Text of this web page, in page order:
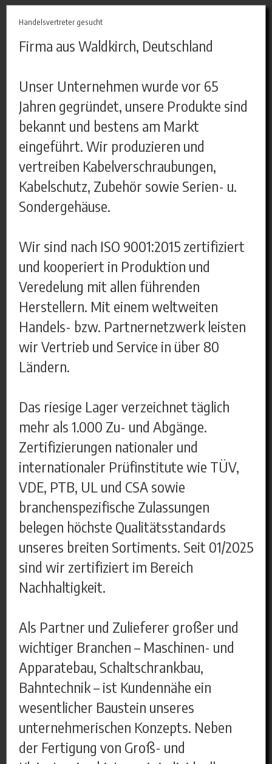
Handelsvertreter gesucht
Firma aus Waldkirch, Deutschland
Unser Unternehmen wurde vor 65
Jahren gegründet, unsere Produkte sind
bekannt und bestens am Markt
eingeführt. Wir produzieren und
vertreiben Kabelverschraubungen,
Kabelschutz, Zubehör sowie Serien- u.
Sondergehäuse.
Wir sind nach ISO 9001:2015 zertifiziert
und kooperiert in Produktion und
Veredelung mit allen führenden
Herstellern. Mit einem weltweiten
Handels- bzw. Partnernetzwerk leisten
wir Vertrieb und Service in über 80
Ländern.
Das riesige Lager verzeichnet täglich
mehr als 1.000 Zu- und Abgänge.
Zertifizierungen nationaler und
internationaler Prüfinstitute wie TÜV,
VDE, PTB, UL und CSA sowie
branchenspezifische Zulassungen
belegen höchste Qualitätsstandards
unseres breiten Sortiments. Seit 01/2025
sind wir zertifiziert im Bereich
Nachhaltigkeit.
Als Partner und Zulieferer großer und
wichtiger Branchen – Maschinen- und
Apparatebau, Schaltschrankbau,
Bahntechnik – ist Kundennähe ein
wesentlicher Baustein unseres
unternehmerischen Konzepts. Neben
der Fertigung von Groß- und